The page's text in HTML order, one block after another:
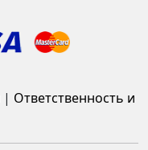
| Ответственность и